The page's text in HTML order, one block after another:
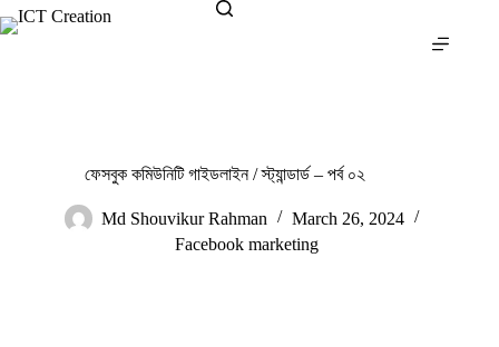
Skip
to
ফেসবুক কমিউনিটি গাইডলাইন / স্ট্যান্ডার্ড – পর্ব ০২
Md Shouvikur Rahman
March 26, 2024
Facebook marketing